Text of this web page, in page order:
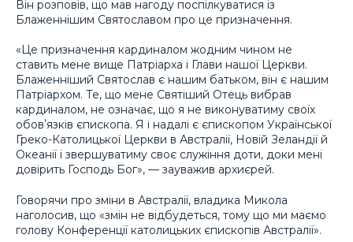
Він розповів, що мав нагоду поспілкуватися із
Блаженнішим Святославом про це призначення.
«Це призначення кардиналом жодним чином не
ставить мене вище Патріарха і Глави нашої Церкви.
Блаженніший Святослав є нашим батьком, він є нашим
Патріархом. Те, що мене Святіший Отець вибрав
кардиналом, не означає, що я не виконуватиму своїх
обовʼязків єпископа. Я і надалі є єпископом Української
Греко-Католицької Церкви в Австралії, Новій Зеландії й
Океанії і звершуватиму своє служіння доти, доки мені
довірить Господь Бог», — зауважив архиєрей.
Говорячи про зміни в Австралії, владика Микола
наголосив, що «змін не відбудеться, тому що ми маємо
голову Конференції католицьких єпископів Австралії».